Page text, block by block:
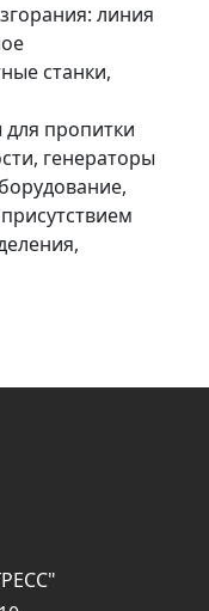
линия
станки,
пропитки
генераторы